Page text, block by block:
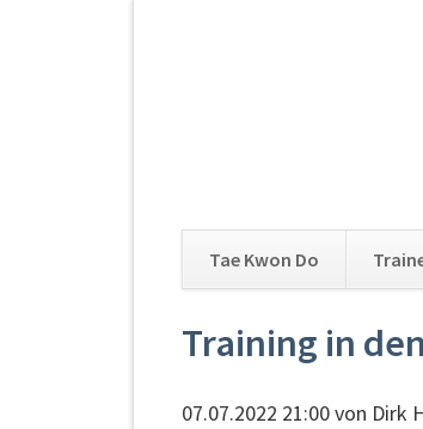
Tae Kwon Do
überspringen
Training in
07.07.2022 21:00von Dirk